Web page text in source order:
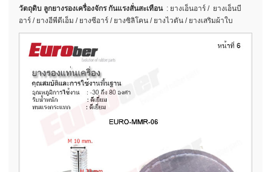
วัตถุดิบ ลูกยางรองเครื่องจักร กันแรงสั่นสะเทือน : ยางเอ็นอาร์ / ยางเอ็นบี
อาร์ / ยางอีพีดีเอ็ม / ยางซีอาร์ / ยางซิลิโคน / ยางไวตัน / ยางเสริมผ้าใบ